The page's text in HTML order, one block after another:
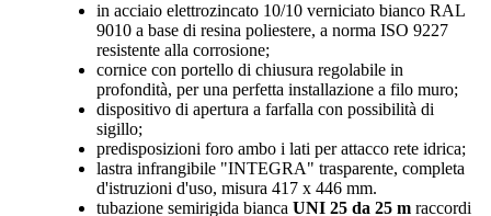
in acciaio elettrozincato 10/10 verniciato bianco RAL
9010 a base di resina poliestere, a norma ISO 9227
resistente alla corrosione;
cornice con portello di chiusura regolabile in
profondità, per una perfetta installazione a filo muro;
dispositivo di apertura a farfalla con possibilità di
sigillo;
predisposizioni foro ambo i lati per attacco rete idrica;
lastra infrangibile "INTEGRA" trasparente, completa
d'istruzioni d'uso, misura 417 x 446 mm.
tubazione semirigida bianca UNI 25 da 25 m raccordi